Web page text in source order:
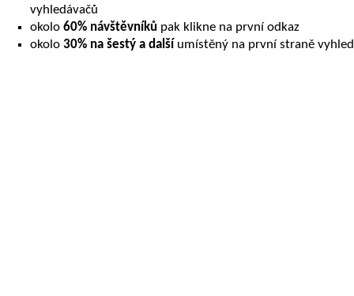
vyhledávačů
okolo 60% návštěvníků pak klikne na první odkaz
okolo 30% na šestý a další umístěný na první straně